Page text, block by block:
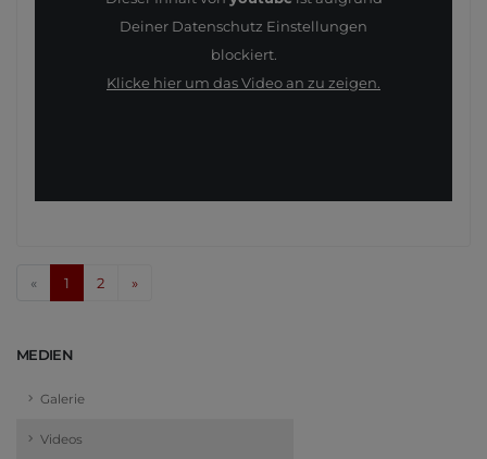
MEDIEN
Galerie
Videos
Deiner Datenschutz Einstellungen
blockiert.
Klicke hier um das Video an zu zeigen.
« 1 2 »